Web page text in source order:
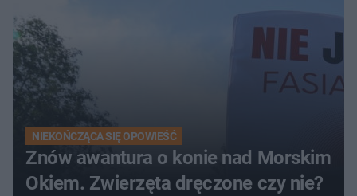
NIEKOŃCZĄCA SIĘ OPOWIEŚĆ
Znów awantura o konie nad Morskim
Okiem. Zwierzęta dręczone czy nie?